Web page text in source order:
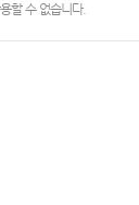
할 수 없습니다.